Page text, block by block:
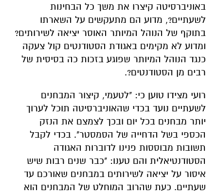
באוניברסיטה קיצרו את משך כל הבחינות
לשעתיים?, מדוע הם מתעקשים על השארתו
בתוקף של הנוהל המיותר האוסר יציאה לשירותים?
ומדוע לא מקימים באגודת הסטודנטים קול צעקה
כנגד הנוהל המיותר שפוגע בזכות כה בסיסית של
רבים מן הסטודנטים?.
רועי מצידו טוען כי: "לטעמי, קיצור המבחנים
לשעתיים נועד בכדי שהאוניברסיטה תוכל לערוך
יותר מבחנים בכל יום ובכך לצמצם את הנזק
הכספי בשל הדחייה של הסמסטר". בכדי לקבל
תשובות מבוססות פנינו לדוברות האגודה
הסטודנטיאלית והם טענו: "כבר שנים רבות שיש
איסור על יציאה לשירותים במבחנים שאורכם עד
שעתיים. כעת שהרוב המוחלט של המבחנים הוא